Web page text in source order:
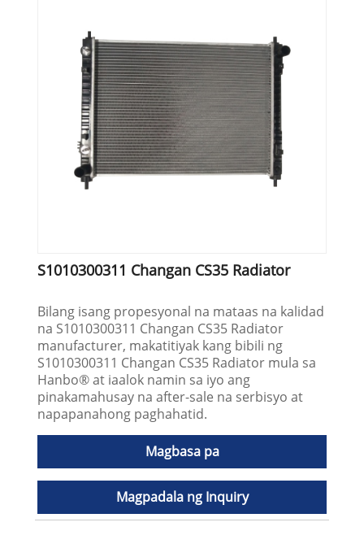
S1010300311 Changan CS35 Radiator
Bilang isang propesyonal na mataas na kalidad
na S1010300311 Changan CS35 Radiator
manufacturer, makatitiyak kang bibili ng
S1010300311 Changan CS35 Radiator mula sa
Hanbo® at iaalok namin sa iyo ang
pinakamahusay na after-sale na serbisyo at
napapanahong paghahatid.
Magbasa pa
Magpadala ng Inquiry